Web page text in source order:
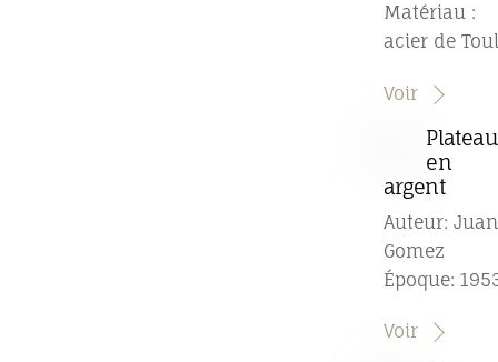
Matériau :
acier de
Voir
Plateau
en
argent
Auteur: Juan
Gomez
Époque:
Voir